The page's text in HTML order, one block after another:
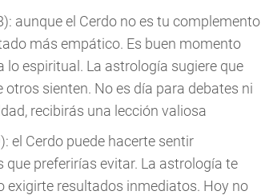
aunque el Cerdo no es tu complemento
más empático. Es buen momento
espiritual. La astrología sugiere que
sienten. No es día para debates ni
recibirás una lección valiosa
el Cerdo puede hacerte sentir
preferirías evitar. La astrología te
exigirte resultados inmediatos. Hoy no